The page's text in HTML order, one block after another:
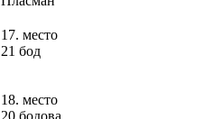
17. место
21 бод
18. место
20 бодова